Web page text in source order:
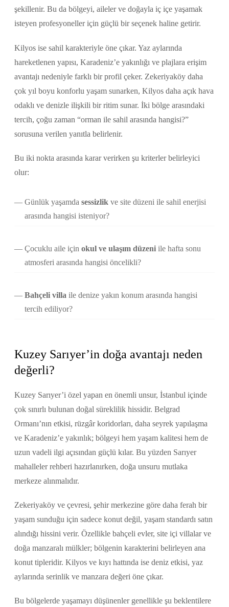
şekillenir. Bu da bölgeyi, aileler ve doğayla iç içe yaşamak
isteyen profesyoneller için güçlü bir seçenek haline getirir.
Kilyos ise sahil karakteriyle öne çıkar. Yaz aylarında
hareketlenen yapısı, Karadeniz’e yakınlığı ve plajlara erişim
avantajı nedeniyle farklı bir profil çeker. Zekeriyaköy daha
çok yıl boyu konforlu yaşam sunarken, Kilyos daha açık hava
odaklı ve denizle ilişkili bir ritim sunar. İki bölge arasındaki
tercih, çoğu zaman “orman ile sahil arasında hangisi?”
sorusuna verilen yanıtla belirlenir.
Bu iki nokta arasında karar verirken şu kriterler belirleyici
olur:
Günlük yaşamda sessizlik ve site düzeni ile sahil enerjisi
arasında hangisi isteniyor?
Çocuklu aile için okul ve ulaşım düzeni ile hafta sonu
atmosferi arasında hangisi öncelikli?
Bahçeli villa ile denize yakın konum arasında hangisi
tercih ediliyor?
Kuzey Sarıyer’in doğa avantajı neden
değerli?
Kuzey Sarıyer’i özel yapan en önemli unsur, İstanbul içinde
çok sınırlı bulunan doğal süreklilik hissidir. Belgrad
Ormanı’nın etkisi, rüzgâr koridorları, daha seyrek yapılaşma
ve Karadeniz’e yakınlık; bölgeyi hem yaşam kalitesi hem de
uzun vadeli ilgi açısından güçlü kılar. Bu yüzden Sarıyer
mahalleler rehberi hazırlanırken, doğa unsuru mutlaka
merkeze alınmalıdır.
Zekeriyaköy ve çevresi, şehir merkezine göre daha ferah bir
yaşam sunduğu için sadece konut değil, yaşam standardı satın
alındığı hissini verir. Özellikle bahçeli evler, site içi villalar ve
doğa manzaralı mülkler; bölgenin karakterini belirleyen ana
konut tipleridir. Kilyos ve kıyı hattında ise deniz etkisi, yaz
aylarında serinlik ve manzara değeri öne çıkar.
Bu bölgelerde yaşamayı düşünenler genellikle şu beklentilere